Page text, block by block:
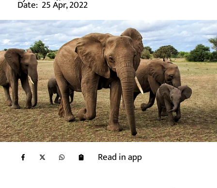
Date: 25 Apr, 2022
Read in app